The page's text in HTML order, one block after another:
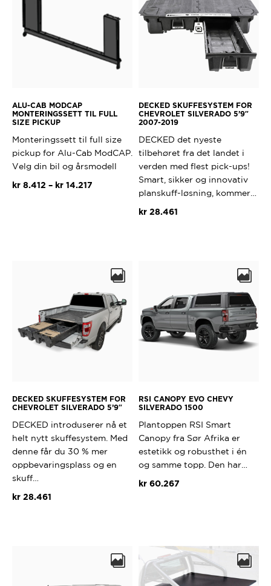
velges
kan
velges
på
ALU-CAB MODCAP
MONTERINGSSETT TIL FULL
SIZE PICKUP
Monteringssett til full size
pickup for Alu-Cab ModCAP.
Velg din bil og årsmodell
kr8.412 – kr14.217Prisområde:
Alternativene
velges
på
produktsiden
DECKED SKUFFESYSTEM FOR
CHEVROLET SILVERADO 5’9″
2007-2019
DECKED det nyeste
tilbehøret fra det landet i
verden med flest pick-ups!
Smart, sikker og innovativ
planskuff-løsning, kommer…
kr 28.461
DECKED SKUFFESYSTEM FOR
CHEVROLET SILVERADO 5’9″
DECKED introduserer nå et
helt nytt skuffesystem. Med
denne får du 30 % mer
oppbevaringsplass og en
skuff…
kr28.461
RSI CANOPY EVO CHEVY
SILVERADO 1500
Plantoppen RSI Smart
Canopy fra Sør Afrika er
estetikk og robusthet i én
og samme topp. Den har…
kr 60.267